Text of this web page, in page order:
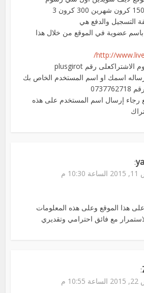
عضوية في الموقع من خلال هذا
http://
رجاء إرسال اسم المستخدم على هذه
:
م
هذا الموقع وعلى هذه المعلومات
مع فائق احترامي وتقديري
:
م